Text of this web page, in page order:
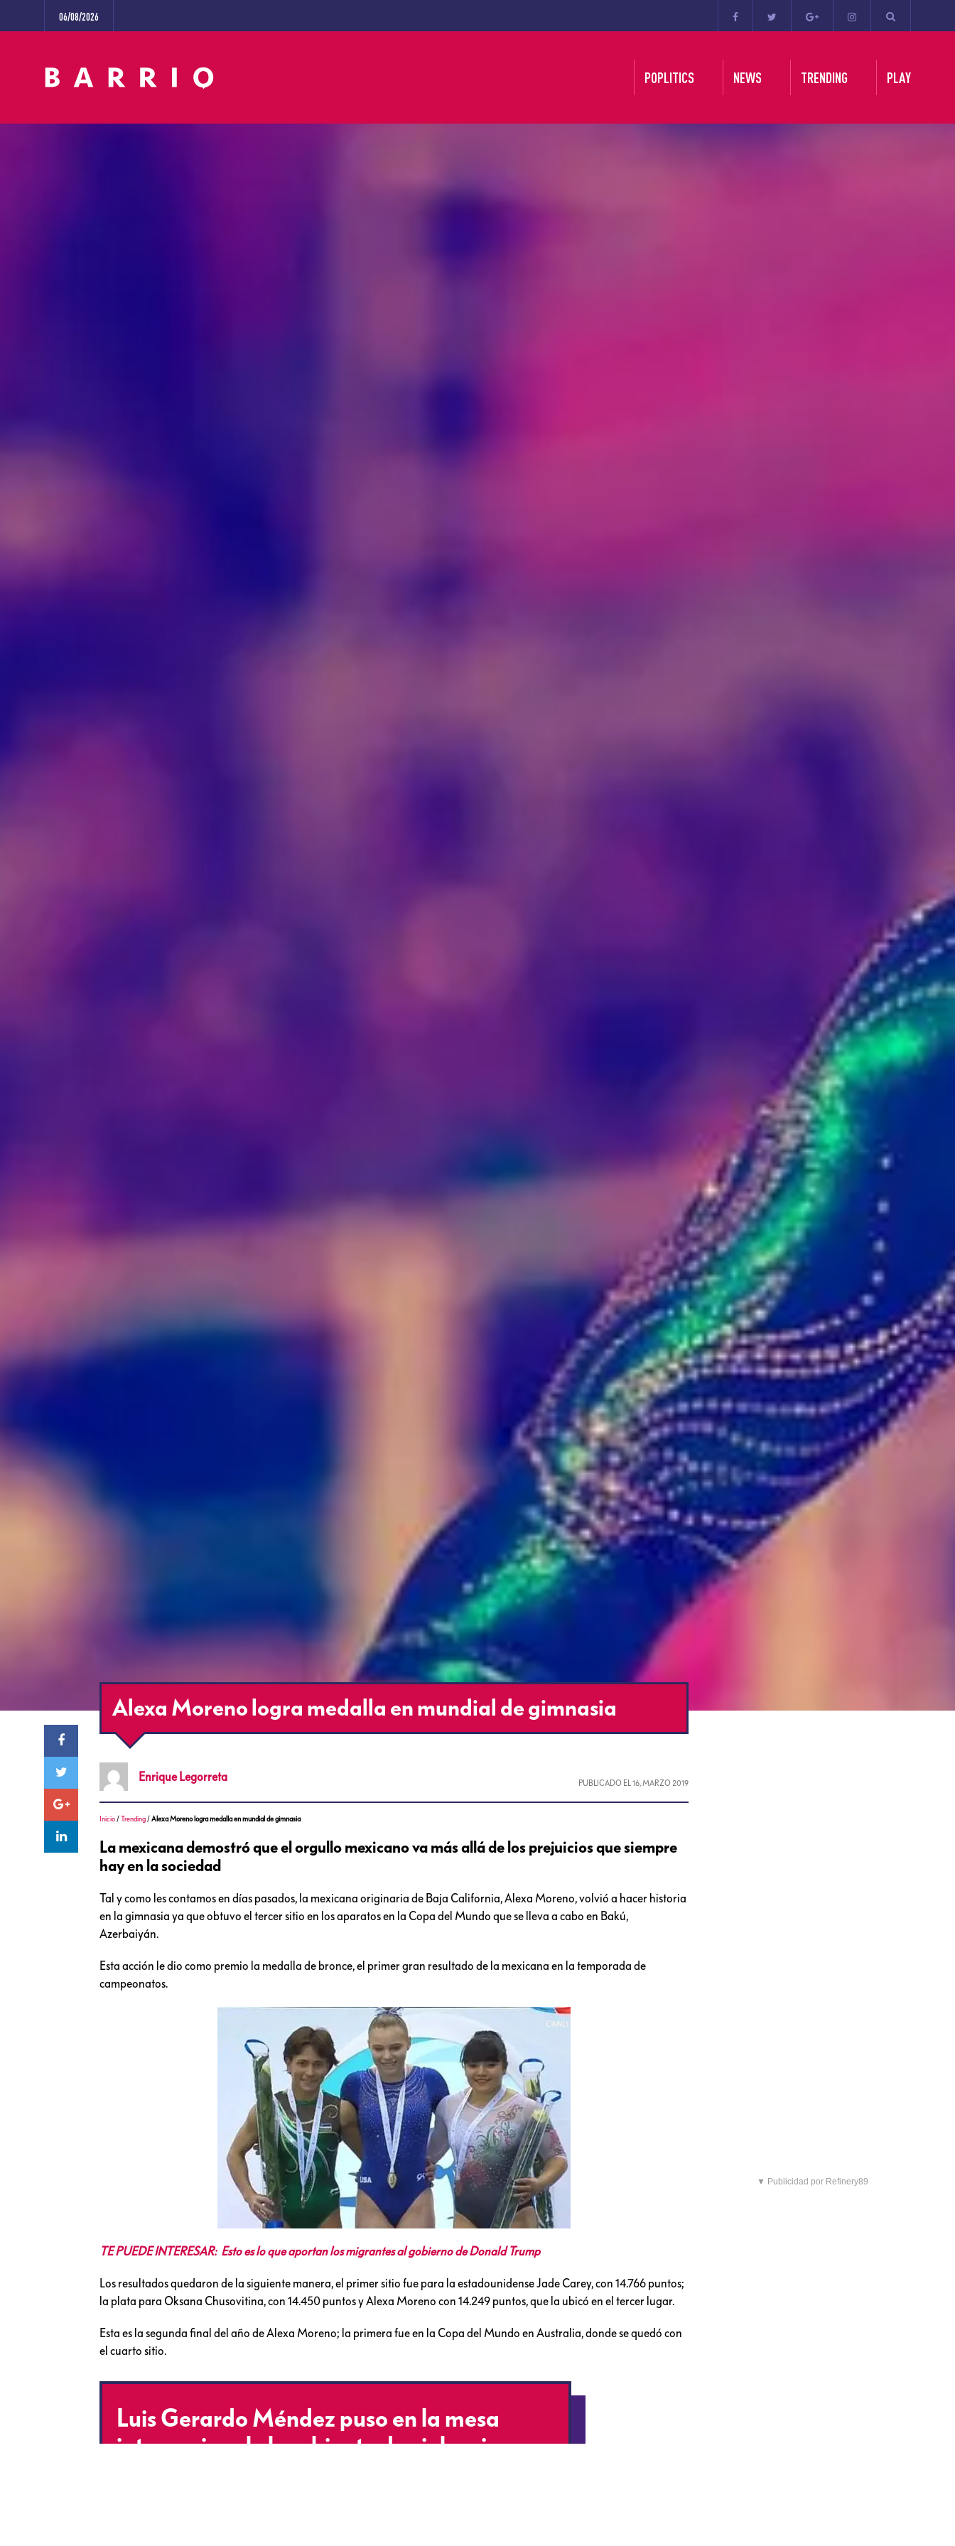
06/08/2026
POPLITICS NEWS TRENDING PLAY
Alexa Moreno logra medalla en mundial de gimnasia
Enrique Legorreta PUBLICADO EL16, MARZO 2019
Inicio /Trending /Alexa Moreno logra medalla en mundial de gimnasia
La mexicana demostró que el orgullo mexicano va más allá de los prejuicios que siempre
hay en la sociedad
Tal y como les contamos en días pasados, la mexicana originaria de Baja California, Alexa Moreno, volvió a hacer historia
en la gimnasia ya que obtuvo el tercer sitio en los aparatos en la Copa del Mundo que se lleva a cabo en Bakú,
Azerbaiyán.
Esta acción le dio como premio la medalla de bronce, el primer gran resultado de la mexicana en la temporada de
campeonatos.
TE PUEDE INTERESAR: Esto es lo que aportan los migrantes al gobierno de Donald Trump
Los resultados quedaron de la siguiente manera, el primer sitio fue para la estadounidense Jade Carey, con 14.766 puntos;
la plata para Oksana Chusovitina, con 14.450 puntos y Alexa Moreno con 14.249 puntos, que la ubicó en el tercer lugar.
Esta es la segunda final del año de Alexa Moreno; la primera fue en la Copa del Mundo en Australia, donde se quedó con
el cuarto sitio.
Luis Gerardo Méndez puso en la mesa
internacional el ambiente de violencia que
▼ Publicidad por Refinery89